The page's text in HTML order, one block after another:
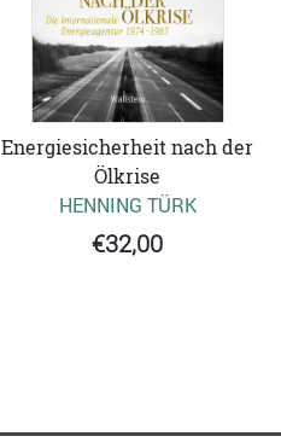
Energiesicherheit nach der
Ölkrise
HENNING TÜRK
€32,00